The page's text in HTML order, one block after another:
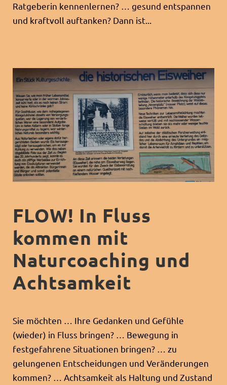
Ratgeberin kennenlernen? … gesund entspannen
und kraftvoll auftanken? Dann ist...
FLOW! In Fluss
kommen mit
Naturcoaching und
Achtsamkeit
Sie möchten … Ihre Gedanken und Gefühle
(wieder) in Fluss bringen? … Bewegung in
festgefahrene Situationen bringen? … zu
gelungenen Entscheidungen und Veränderungen
kommen? … Achtsamkeit als Haltung und Zustand